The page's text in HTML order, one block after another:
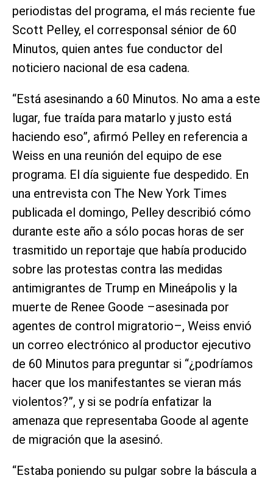
periodistas del programa, el más reciente fue
Scott Pelley, el corresponsal sénior de 60
Minutos, quien antes fue conductor del
noticiero nacional de esa cadena.
“Está asesinando a 60 Minutos. No ama a este
lugar, fue traída para matarlo y justo está
haciendo eso”, afirmó Pelley en referencia a
Weiss en una reunión del equipo de ese
programa. El día siguiente fue despedido. En
una entrevista con The New York Times
publicada el domingo, Pelley describió cómo
durante este año a sólo pocas horas de ser
trasmitido un reportaje que había producido
sobre las protestas contra las medidas
antimigrantes de Trump en Mineápolis y la
muerte de Renee Goode –asesinada por
agentes de control migratorio–, Weiss envió
un correo electrónico al productor ejecutivo
de 60 Minutos para preguntar si “¿podríamos
hacer que los manifestantes se vieran más
violentos?”, y si se podría enfatizar la
amenaza que representaba Goode al agente
de migración que la asesinó.
“Estaba poniendo su pulgar sobre la báscula a